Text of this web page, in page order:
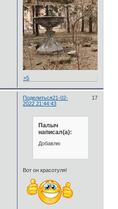
+5
Поделиться 17
21-02-
2022 21:44:43
Палыч
написал(а):
Добавлю
Вот он красотуля!